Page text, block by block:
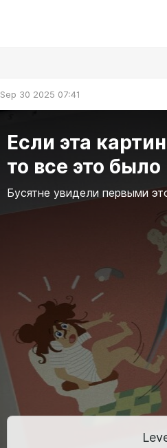
Sep 30 2025 07:41
Если эта
то все это было
Бусятне увидели первыми